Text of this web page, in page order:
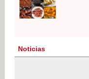
Noticias